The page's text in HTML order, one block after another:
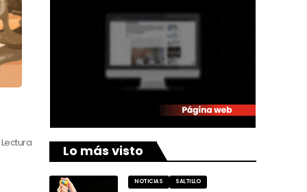
Lectura Lo más visto
NOTICIAS SALTILLO